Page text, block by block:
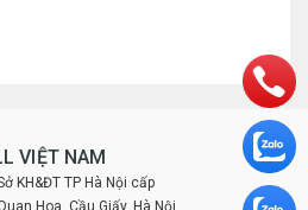
VIỆT NAM
KH&ĐT TP Hà Nội cấp